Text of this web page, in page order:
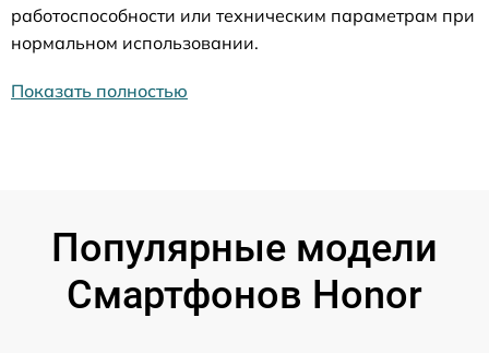
работоспособности или техническим параметрам при
нормальном использовании.
Показать полностью
Популярные модели
Смартфонов Honor